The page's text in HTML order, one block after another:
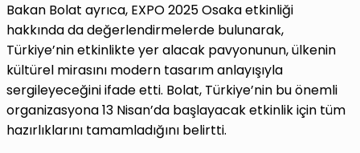
Bakan Bolat ayrıca, EXPO 2025 Osaka etkinliği
hakkında da değerlendirmelerde bulunarak,
Türkiye’nin etkinlikte yer alacak pavyonunun, ülkenin
kültürel mirasını modern tasarım anlayışıyla
sergileyeceğini ifade etti. Bolat, Türkiye’nin bu önemli
organizasyona 13 Nisan’da başlayacak etkinlik için tüm
hazırlıklarını tamamladığını belirtti.